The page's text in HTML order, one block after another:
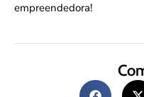
empreendedora!